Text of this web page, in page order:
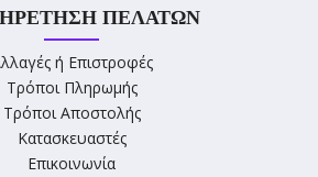
ΠΕΛΑΤΏΝ
ή Επιστροφές
Τρόποι Πληρωμής
Τρόποι Αποστολής
Κατασκευαστές
Επικοινωνία